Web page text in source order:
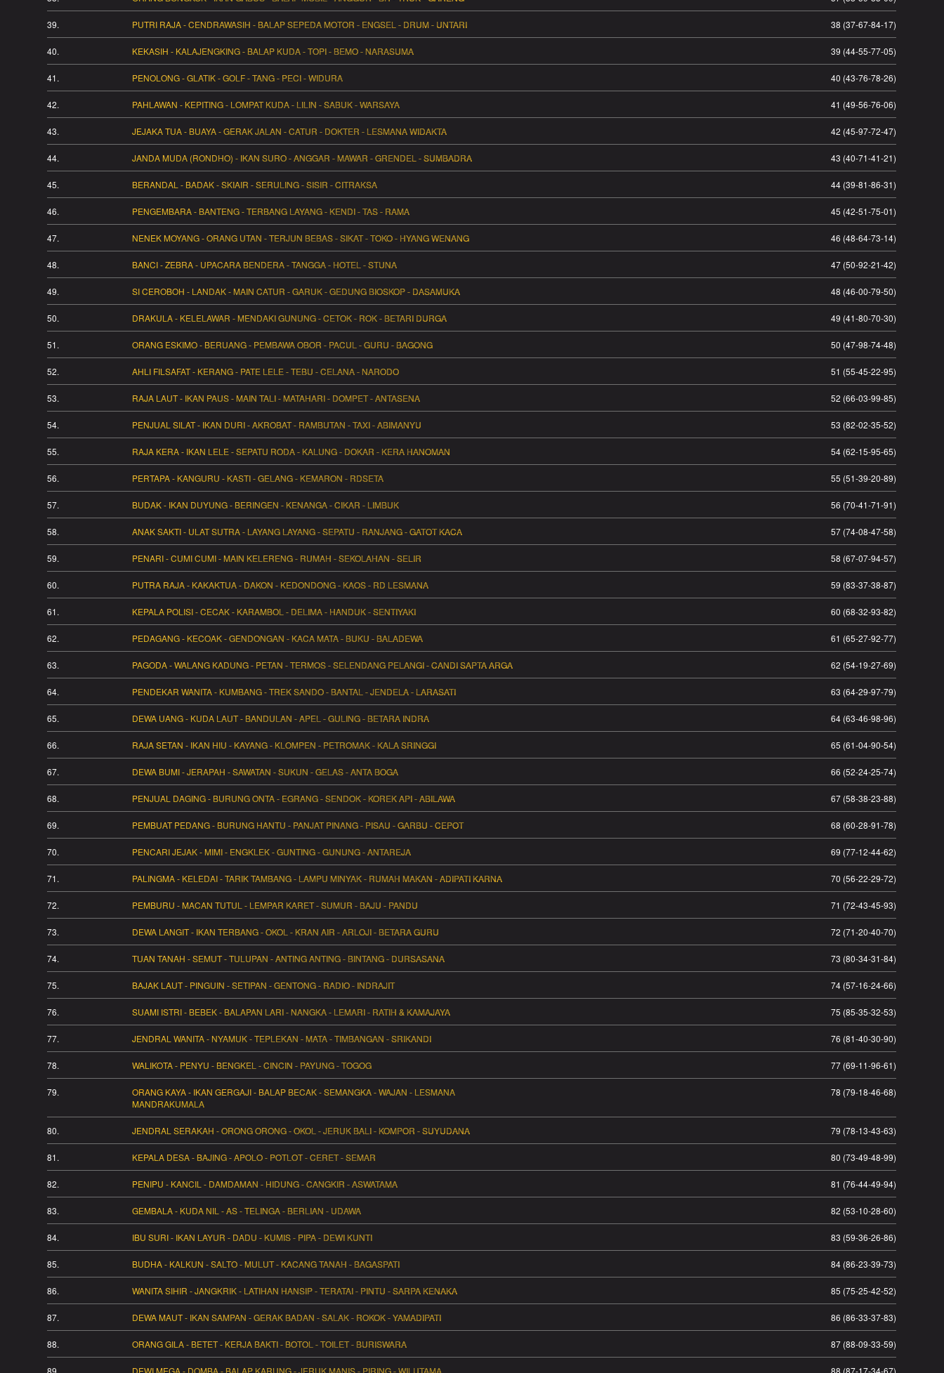
39. PUTRI RAJA - CENDRAWASIH - BALAP SEPEDA MOTOR - ENGSEL - DRUM - UNTARI 38 (37-67-84-17)
40. KEKASIH - KALAJENGKING - BALAP KUDA - TOPI - BEMO - NARASUMA 39 (44-55-77-05)
41. PENOLONG - GLATIK - GOLF - TANG - PECI - WIDURA 40 (43-76-78-26)
42. PAHLAWAN - KEPITING - LOMPAT KUDA - LILIN - SABUK - WARSAYA 41 (49-56-76-06)
43. JEJAKA TUA - BUAYA - GERAK JALAN - CATUR - DOKTER - LESMANA WIDAKTA 42 (45-97-72-47)
44. JANDA MUDA (RONDHO) - IKAN SURO - ANGGAR - MAWAR - GRENDEL - SUMBADRA 43 (40-71-41-21)
45. BERANDAL - BADAK - SKIAIR - SERULING - SISIR - CITRAKSA 44 (39-81-86-31)
46. PENGEMBARA - BANTENG - TERBANG LAYANG - KENDI - TAS - RAMA 45 (42-51-75-01)
47. NENEK MOYANG - ORANG UTAN - TERJUN BEBAS - SIKAT - TOKO - HYANG WENANG 46 (48-64-73-14)
48. BANCI - ZEBRA - UPACARA BENDERA - TANGGA - HOTEL - STUNA 47 (50-92-21-42)
49. SI CEROBOH - LANDAK - MAIN CATUR - GARUK - GEDUNG BIOSKOP - DASAMUKA 48 (46-00-79-50)
50. DRAKULA - KELELAWAR - MENDAKI GUNUNG - CETOK - ROK - BETARI DURGA 49 (41-80-70-30)
51. ORANG ESKIMO - BERUANG - PEMBAWA OBOR - PACUL - GURU - BAGONG 50 (47-98-74-48)
52. AHLI FILSAFAT - KERANG - PATE LELE - TEBU - CELANA - NARODO 51 (55-45-22-95)
53. RAJA LAUT - IKAN PAUS - MAIN TALI - MATAHARI - DOMPET - ANTASENA 52 (66-03-99-85)
54. PENJUAL SILAT - IKAN DURI - AKROBAT - RAMBUTAN - TAXI - ABIMANYU 53 (82-02-35-52)
55. RAJA KERA - IKAN LELE - SEPATU RODA - KALUNG - DOKAR - KERA HANOMAN 54 (62-15-95-65)
56. PERTAPA - KANGURU - KASTI - GELANG - KEMARON - RDSETA 55 (51-39-20-89)
57. BUDAK - IKAN DUYUNG - BERINGEN - KENANGA - CIKAR - LIMBUK 56 (70-41-71-91)
58. ANAK SAKTI - ULAT SUTRA - LAYANG LAYANG - SEPATU - RANJANG - GATOT KACA 57 (74-08-47-58)
59. PENARI - CUMI CUMI - MAIN KELERENG - RUMAH - SEKOLAHAN - SELIR 58 (67-07-94-57)
60. PUTRA RAJA - KAKAKTUA - DAKON - KEDONDONG - KAOS - RD LESMANA 59 (83-37-38-87)
61. KEPALA POLISI - CECAK - KARAMBOL - DELIMA - HANDUK - SENTIYAKI 60 (68-32-93-82)
62. PEDAGANG - KECOAK - GENDONGAN - KACA MATA - BUKU - BALADEWA 61 (65-27-92-77)
63. PAGODA - WALANG KADUNG - PETAN - TERMOS - SELENDANG PELANGI - CANDI SAPTA ARGA 62 (54-19-27-69)
64. PENDEKAR WANITA - KUMBANG - TREK SANDO - BANTAL - JENDELA - LARASATI 63 (64-29-97-79)
65. DEWA UANG - KUDA LAUT - BANDULAN - APEL - GULING - BETARA INDRA 64 (63-46-98-96)
66. RAJA SETAN - IKAN HIU - KAYANG - KLOMPEN - PETROMAK - KALA SRINGGI 65 (61-04-90-54)
67. DEWA BUMI - JERAPAH - SAWATAN - SUKUN - GELAS - ANTA BOGA 66 (52-24-25-74)
68. PENJUAL DAGING - BURUNG ONTA - EGRANG - SENDOK - KOREK API - ABILAWA 67 (58-38-23-88)
69. PEMBUAT PEDANG - BURUNG HANTU - PANJAT PINANG - PISAU - GARBU - CEPOT 68 (60-28-91-78)
70. PENCARI JEJAK - MIMI - ENGKLEK - GUNTING - GUNUNG - ANTAREJA 69 (77-12-44-62)
71. PALINGMA - KELEDAI - TARIK TAMBANG - LAMPU MINYAK - RUMAH MAKAN - ADIPATI KARNA 70 (56-22-29-72)
72. PEMBURU - MACAN TUTUL - LEMPAR KARET - SUMUR - BAJU - PANDU 71 (72-43-45-93)
73. DEWA LANGIT - IKAN TERBANG - OKOL - KRAN AIR - ARLOJI - BETARA GURU 72 (71-20-40-70)
74. TUAN TANAH - SEMUT - TULUPAN - ANTING ANTING - BINTANG - DURSASANA 73 (80-34-31-84)
75. BAJAK LAUT - PINGUIN - SETIPAN - GENTONG - RADIO - INDRAJIT 74 (57-16-24-66)
76. SUAMI ISTRI - BEBEK - BALAPAN LARI - NANGKA - LEMARI - RATIH & KAMAJAYA 75 (85-35-32-53)
77. JENDRAL WANITA - NYAMUK - TEPLEKAN - MATA - TIMBANGAN - SRIKANDI 76 (81-40-30-90)
78. WALIKOTA - PENYU - BENGKEL - CINCIN - PAYUNG - TOGOG 77 (69-11-96-61)
79.
ORANG KAYA - IKAN GERGAJI - BALAP BECAK - SEMANGKA - WAJAN - LESMANA
MANDRAKUMALA
78 (79-18-46-68)
80. JENDRAL SERAKAH - ORONG ORONG - OKOL - JERUK BALI - KOMPOR - SUYUDANA 79 (78-13-43-63)
81. KEPALA DESA - BAJING - APOLO - POTLOT - CERET - SEMAR 80 (73-49-48-99)
82. PENIPU - KANCIL - DAMDAMAN - HIDUNG - CANGKIR - ASWATAMA 81 (76-44-49-94)
83. GEMBALA - KUDA NIL - AS - TELINGA - BERLIAN - UDAWA 82 (53-10-28-60)
84. IBU SURI - IKAN LAYUR - DADU - KUMIS - PIPA - DEWI KUNTI 83 (59-36-26-86)
85. BUDHA - KALKUN - SALTO - MULUT - KACANG TANAH - BAGASPATI 84 (86-23-39-73)
86. WANITA SIHIR - JANGKRIK - LATIHAN HANSIP - TERATAI - PINTU - SARPA KENAKA 85 (75-25-42-52)
87. DEWA MAUT - IKAN SAMPAN - GERAK BADAN - SALAK - ROKOK - YAMADIPATI 86 (86-33-37-83)
88. ORANG GILA - BETET - KERJA BAKTI - BOTOL - TOILET - BURISWARA 87 (88-09-33-59)
89. DEWI MEGA - DOMBA - BALAP KARUNG - JERUK MANIS - PIRING - WILUTAMA 88 (87-17-34-67)